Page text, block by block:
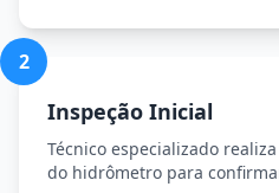
2
Inspeção Inicial
Técnico especializado
do hidrômetro para